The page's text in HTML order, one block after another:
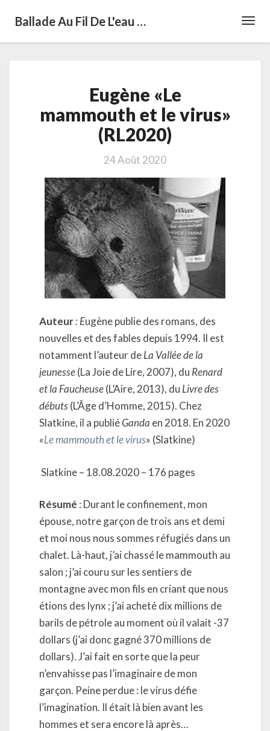
Ballade Au Fil De L'eau …
«Le
mammouth
et
le
virus»
(RL2020)
Eugène «Le
mammouth et le virus»
(RL2020)
24 Août 2020
Auteur: Eugène publie des romans, des
nouvelles et des fables depuis 1994. Il est
notamment l’auteur deLa Vallée de la
jeunesse(La Joie de Lire, 2007), du Renard
et la Faucheuse(L’Aire, 2013), du Livre des
débuts(L’Âge d’Homme, 2015). Chez
Slatkine, il a publiéGanda en 2018. En 2020
«Le mammouth et le virus» (Slatkine)
Slatkine – 18.08.2020 – 176 pages
Résumé : Durant le confinement, mon
épouse, notre garçon de trois ans et demi
et moi nous nous sommes réfugiés dans un
chalet. Là-haut, j’ai chassé le mammouth au
salon ; j’ai couru sur les sentiers de
montagne avec mon fils en criant que nous
étions des lynx ; j’ai acheté dix millions de
barils de pétrole au moment où il valait -37
dollars (j’ai donc gagné 370 millions de
dollars). J’ai fait en sorte que la peur
n’envahisse pas l’imaginaire de mon
garçon. Peine perdue : le virus défie
l’imagination. Il était là bien avant les
hommes et sera encore là après…